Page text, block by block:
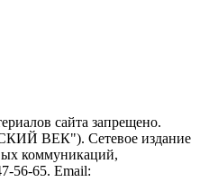
сайта запрещено.
ВЕК"). Сетевое издание
коммуникаций,
56-65. Email: